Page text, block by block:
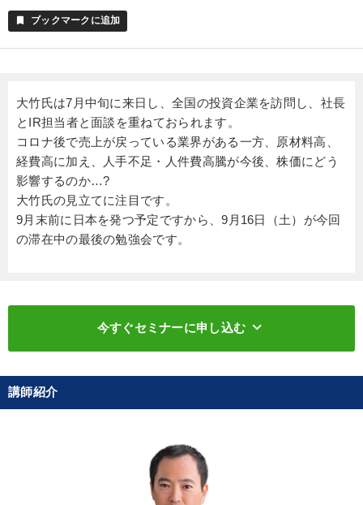
bookmark ブックマークに追加
大竹氏は7月中旬に来日し、全国の投資企業を訪問し、社長
とIR担当者と面談を重ねておられます。
コロナ後で売上が戻っている業界がある一方、原材料高、
経費高に加え、人手不足・人件費高騰が今後、株価にどう
影響するのか…?
大竹氏の見立てに注目です。
9月末前に日本を発つ予定ですから、9月16日（土）が今回
の滞在中の最後の勉強会です。
今すぐセミナーに申し込む keyboard_arrow_down
講師紹介